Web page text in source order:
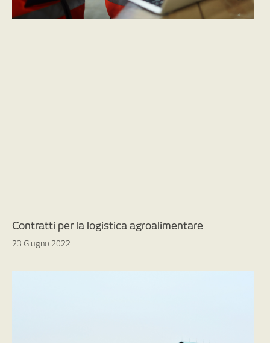
Contratti per la logistica agroalimentare
23 Giugno 2022